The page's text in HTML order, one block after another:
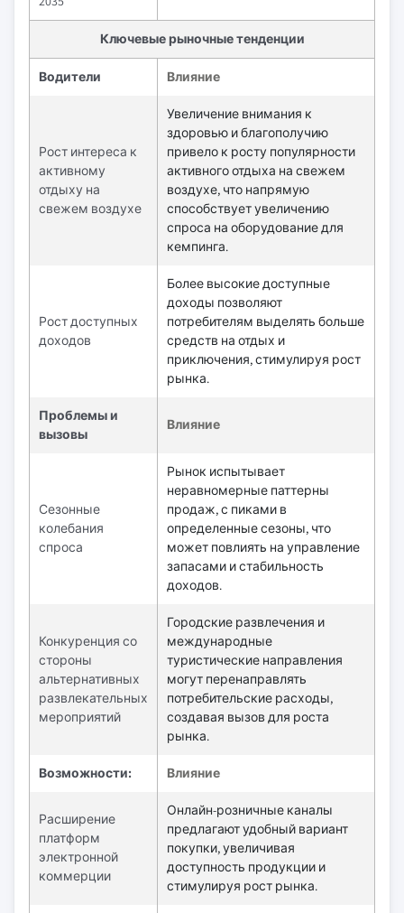
Ключевые рыночные тенденции
Водители Влияние
Рост интереса к
активному
отдыху на
свежем воздухе
Увеличение внимания к
здоровью и благополучию
привело к росту популярности
активного отдыха на свежем
воздухе, что напрямую
способствует увеличению
спроса на оборудование для
кемпинга.
Рост доступных
доходов
Более высокие доступные
доходы позволяют
потребителям выделять больше
средств на отдых и
приключения, стимулируя рост
рынка.
Проблемы и
вызовы
Влияние
Сезонные
колебания
спроса
Рынок испытывает
неравномерные паттерны
продаж, с пиками в
определенные сезоны, что
может повлиять на управление
запасами и стабильность
доходов.
Конкуренция со
стороны
альтернативных
развлекательных
мероприятий
Городские развлечения и
международные
туристические направления
могут перенаправлять
потребительские расходы,
создавая вызов для роста
рынка.
Возможности: Влияние
Расширение
платформ
электронной
коммерции
Онлайн-розничные каналы
предлагают удобный вариант
покупки, увеличивая
доступность продукции и
стимулируя рост рынка.